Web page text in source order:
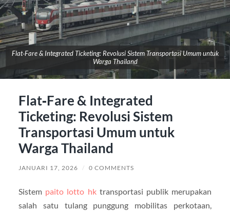
Flat‑Fare & Integrated Ticketing: Revolusi Sistem Transportasi Umum untuk
Warga Thailand
Flat‑Fare & Integrated
Ticketing: Revolusi Sistem
Transportasi Umum untuk
Warga Thailand
JANUARI 17, 2026 / 0 COMMENTS
Sistem paito lotto hktransportasi publik merupakan
salah satu tulang punggung mobilitas perkotaan,